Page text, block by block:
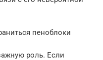
пеноблоки
роль. Если